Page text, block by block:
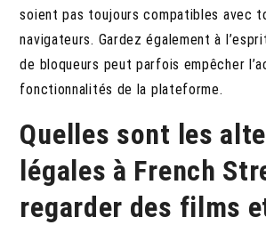
soient pas toujours compatibles avec
navigateurs. Gardez également à
de bloqueurs peut parfois empêcher
fonctionnalités de la plateforme.
Quelles sont les
légales à French
regarder des films